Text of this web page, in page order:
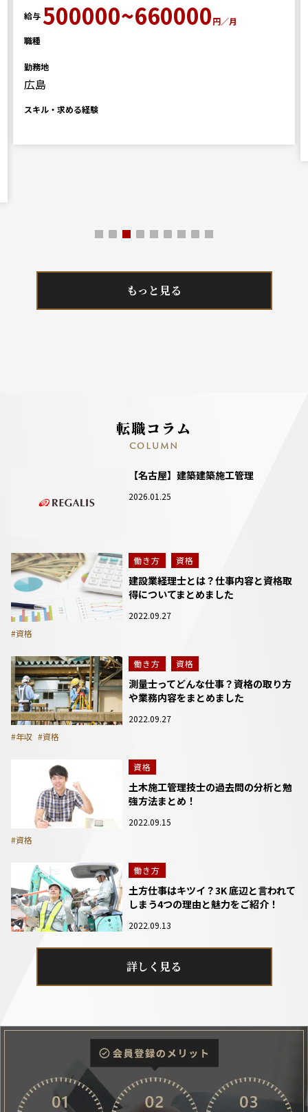
給与 500000~660000円／月
職種
勤務地
広島
スキル・求める経験
もっと見る
転職コラム
COLUMN
【名古屋】建築建築施工管理
2026.01.25
働き方 資格
建設業経理士とは？仕事内容と資格取
得についてまとめました
2022.09.27
#資格
働き方 資格
測量士ってどんな仕事？資格の取り方
や業務内容をまとめました
2022.09.27
#年収 #資格
資格
土木施工管理技士の過去問の分析と勉
強方法まとめ！
2022.09.15
#資格
働き方
土方仕事はキツイ？3K 底辺と言われて
しまう4つの理由と魅力をご紹介！
2022.09.13
詳しく見る